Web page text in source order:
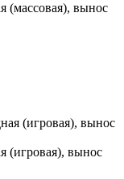
(массовая), вынос
(игровая), вынос